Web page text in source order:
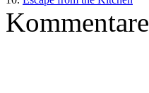
Kommentare